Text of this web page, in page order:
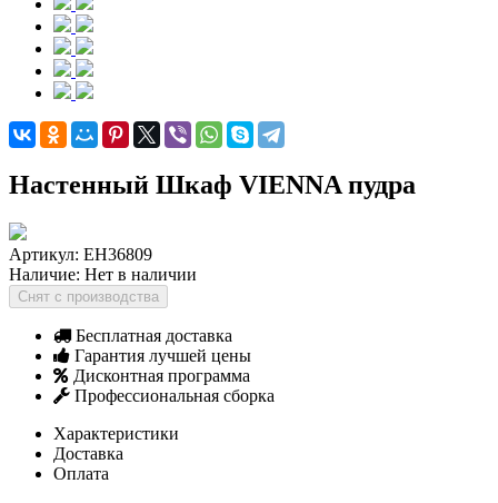
Настенный Шкаф VIENNA пудра
Артикул: EH36809
Наличие: Нет в наличии
Снят с производства
Бесплатная доставка
Гарантия лучшей цены
Дисконтная программа
Профессиональная сборка
Характеристики
Доставка
Оплата